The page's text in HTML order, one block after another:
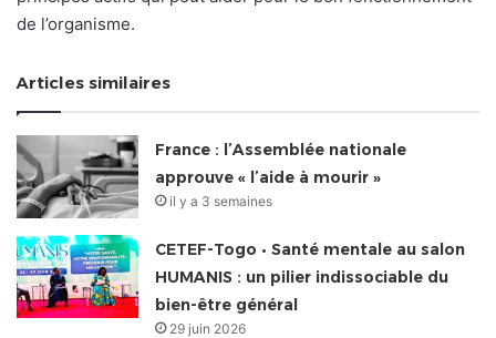
de l’organisme.
Articles similaires
France : l’Assemblée nationale
approuve « l’aide à mourir »
il y a 3 semaines
CETEF-Togo • Santé mentale au salon
HUMANIS : un pilier indissociable du
bien-être général
29 juin 2026